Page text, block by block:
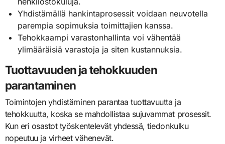
Yhdistämällä hankintaprosessit voidaan neuvotella
parempia sopimuksia toimittajien kanssa.
Tehokkaampi varastonhallinta voi vähentää
ylimääräisiä varastoja ja siten kustannuksia.
Tuottavuuden ja tehokkuuden
parantaminen
Toimintojen yhdistäminen parantaa tuottavuutta ja
tehokkuutta, koska se mahdollistaa sujuvammat prosessit.
Kun eri osastot työskentelevät yhdessä, tiedonkulku
nopeutuu ja virheet vähenevät.